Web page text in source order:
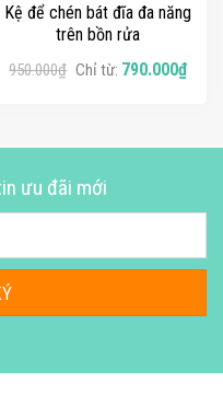
Kệ để chén bát đĩa đa năng
trên bồn rửa
950.000₫ Chỉ từ: 790.000₫
ưu đãi mới